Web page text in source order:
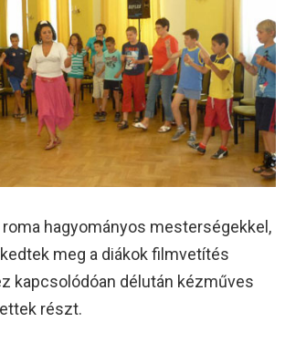
hagyományos mesterségekkel,
meg a diákok filmvetítés
kapcsolódóan délután kézműves
részt.